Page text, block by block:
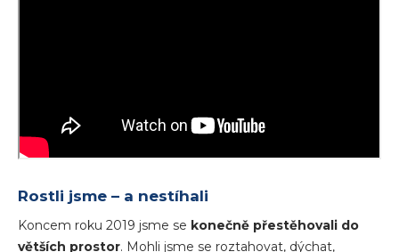
Rostli jsme – a nestíhali
Koncem roku 2019 jsme se konečně přestěhovali do
větších prostor. Mohli jsme se roztahovat, dýchat,